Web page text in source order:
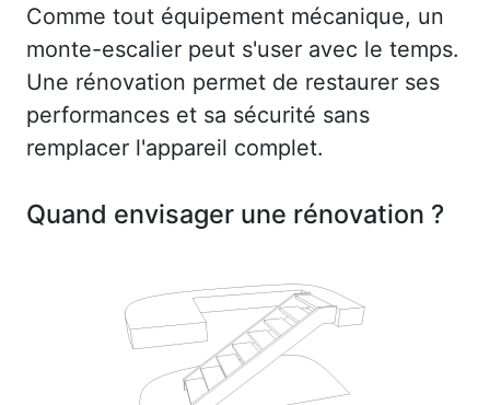
Comme tout équipement mécanique, un
monte-escalier peut s'user avec le temps.
Une rénovation permet de restaurer ses
performances et sa sécurité sans
remplacer l'appareil complet.
Quand envisager une rénovation ?